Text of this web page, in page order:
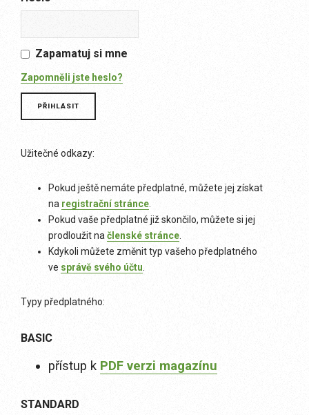
Zapamatuj si mne
Zapomněli jste heslo?
Užitečné odkazy:
Pokud ještě nemáte předplatné, můžete jej získat
na registrační stránce
Pokud vaše předplatné již skončilo, můžete si jej
prodloužit na členské stránce
Kdykoli můžete změnit typ vašeho předplatného
ve správě svého účtu
Typy předplatného:
BASIC
přístup k PDF verzi magazínu
STANDARD